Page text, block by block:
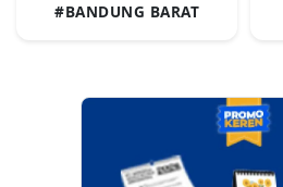
#BANDUNG BARAT